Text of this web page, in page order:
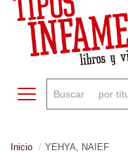
Toggle navigation
Inicio YEHYA, NAIEF